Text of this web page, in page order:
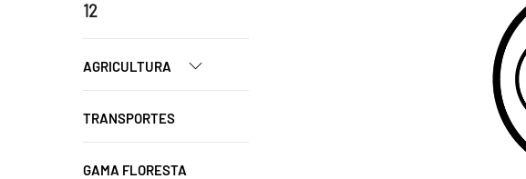
12
AGRICULTURA
TRANSPORTES
GAMA FLORESTA